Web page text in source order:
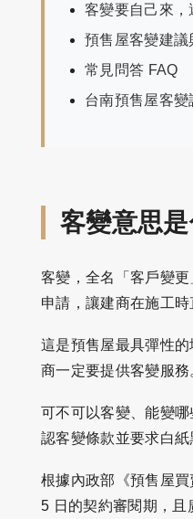
客變要自己來，
預售屋客變建議
常見問答 FAQ
台南預售屋客變
客變意思是
客變，全名「客戶變
申請，讓建商在施工
這是預售屋最具彈性
商一定要提供客變服務
可不可以客變、能變
認客變條款並要求白
根據內政部《預售屋
5 日的契約審閱期，且